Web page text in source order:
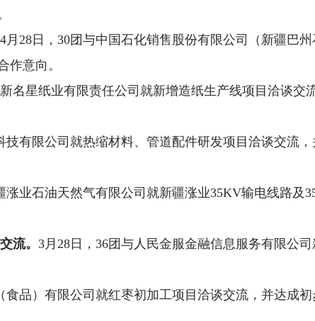
4月28 日，30团与中国石化销售股份有限公司（新疆巴州
作意向 。
名星纸业有限责任公司就新增造纸生产线项目洽谈交
技有限公司就热缩材料、管道配件研发项目洽谈交流，
涨业石油天然气有限公司就新疆涨业35KV输电线路及
流。3月28 日，36团与人民金服金融信息服务有限公司
食品）有限公司就红枣初加工项目洽谈交流， 并达成